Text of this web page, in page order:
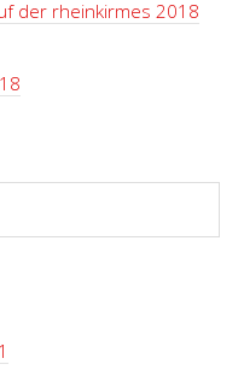
der rheinkirmes 2018